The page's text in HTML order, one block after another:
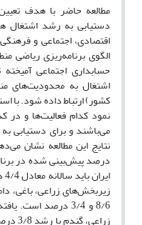
مطالعه حاضر با هدف
دستیابی به رشد اشتغال
اقتصادی، اجتماعی و
الگوی برنامه‌ریزی ریاضی
حسابداری اجتماعی
اشتغال به محدودیت‌های
کشور) ارتباط داده شود. با
نمود کدام فعالیت‌ها و در
می‌باشند و برای دستیابی
درصد پیش‌بینی شده در
8/6 و 3/4 درصد